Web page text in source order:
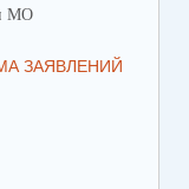
МО
ЗАЯВЛЕНИЙ